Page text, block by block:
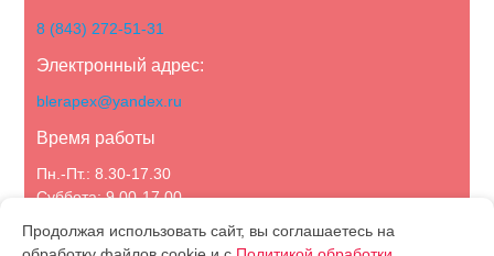
8 (843) 272-51-31
Электронный адрес:
blerapex@yandex.ru
Время работы
Пн.-Пт.: 8.30-17.30
Суббота: 9.00-17.00
Продолжая использовать сайт, вы соглашаетесь на